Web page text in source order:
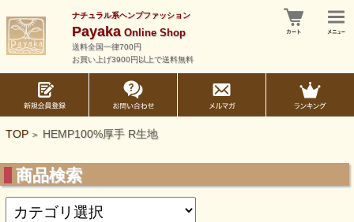
ナチュラル系ヘンプファッション
PayakaOnline Shop
送料全国一律700円
お買い上げ3900円以上で送料無料
TOP > HEMP100%厚手 R生地
商品検索